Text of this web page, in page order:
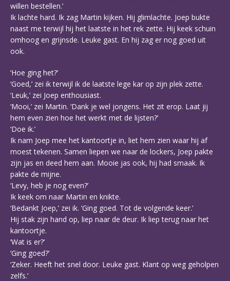
willen bestellen.’
Ik lachte hard. Ik zag Martin kijken. Hij glimlachte. Joep bukte
naast me terwijl hij het laatste in het rek zette. Hij keek schuin
omhoog en grijnsde. Leuke gast. En hij zag er nog goed uit
ook.
‘Hoe ging het?’
‘Goed,’ zei ik terwijl ik de laatste lege kar op zijn plek zette.
‘Leuk,’ zei Joep enthousiast.
‘Mooi,’ zei Martin. ‘Dank je wel jongens. Het zit erop. Laat jij
hem even zien hoe het werkt met de lijsten?’
‘Doe ik.’
Ik nam Joep mee het kantoortje in, liet hem zien waar hij af
moest tekenen. Samen liepen we naar de lockers, Joep pakte
zijn jas en deed hem aan. Mooie jas ook, hij had smaak. Ik
pakte de mijne.
‘Levy, heb je nog even?’
Ik keek om naar Martin en knikte.
‘Bedankt Joep,’ zei ik. ‘Ging goed. Tot de volgende keer.’
Hij stak zijn hand op, liep naar de deur. Ik liep terug naar het
kantoortje.
‘Wat is er?’
‘Ging goed?’
‘Zeker. Heeft het snel door. Leuke gast. Klant op weg geholpen
zelfs.’